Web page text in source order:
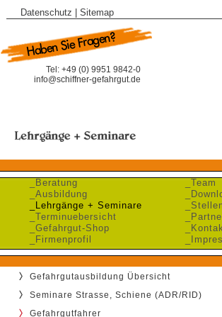
Datenschutz Sitemap
Tel: +49 (0) 9951 9842-0
info@schiffner-gefahrgut.de
_Beratung
_Ausbildung
_Lehrgänge + Seminare
_Terminuebersicht
_Gefahrgut-Shop
_Firmenprofil
_Team
Gefahrgutausbildung Übersicht
Seminare Strasse, Schiene (ADR/RID)
Gefahrgutfahrer